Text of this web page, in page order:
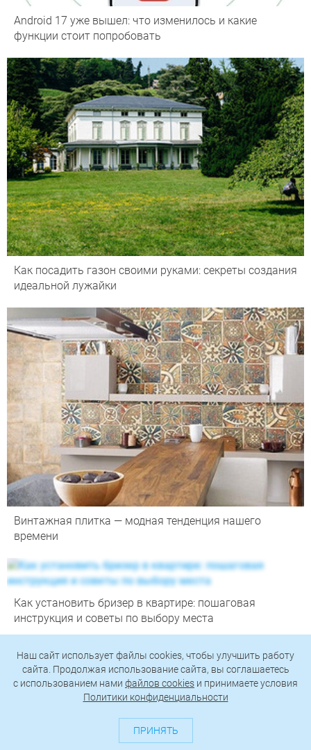
Android 17 уже вышел: что изменилось и какие
функции стоит попробовать
Как посадить газон своими руками: секреты создания
идеальной лужайки
Винтажная плитка — модная тенденция нашего
времени
Как установить бризер в квартире: пошаговая
инструкция и советы по выбору места
Наш сайт использует файлы cookies, чтобы улучшить работу
сайта. Продолжая использование сайта, вы соглашаетесь
c использованием нами файлов cookies и принимаете условия
Политики конфиденциальности
ПРИНЯТЬ